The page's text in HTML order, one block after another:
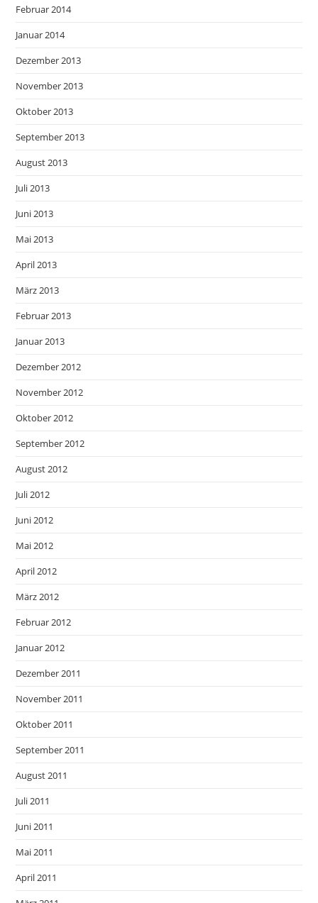
Februar 2014
Januar 2014
Dezember 2013
November 2013
Oktober 2013
September 2013
August 2013
Juli 2013
Juni 2013
Mai 2013
April 2013
März 2013
Februar 2013
Januar 2013
Dezember 2012
November 2012
Oktober 2012
September 2012
August 2012
Juli 2012
Juni 2012
Mai 2012
April 2012
März 2012
Februar 2012
Januar 2012
Dezember 2011
November 2011
Oktober 2011
September 2011
August 2011
Juli 2011
Juni 2011
Mai 2011
April 2011